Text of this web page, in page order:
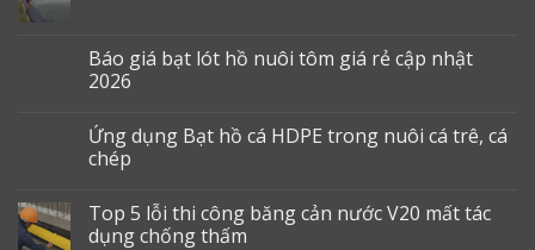
Báo giá bạt lót hồ nuôi tôm giá rẻ cập nhật
2026
Ứng dụng Bạt hồ cá HDPE trong nuôi cá trê, cá
chép
Top 5 lỗi thi công băng cản nước V20 mất tác
dụng chống thấm